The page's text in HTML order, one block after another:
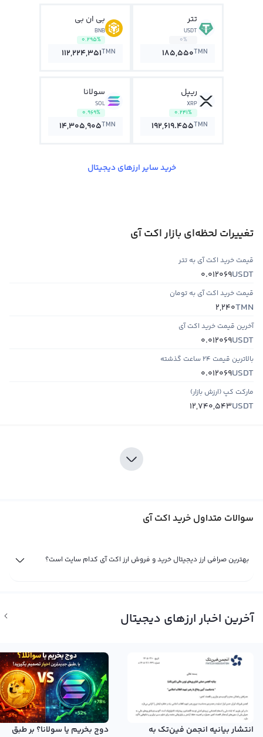
تتر
USDT
0%
185,550TMN
بی ان بی
BNB
0.295%
112,224,351TMN
ریپل
XRP
0.241%
192,619.455TMN
سولانا
SOL
0.969%
14,305,905TMN
خرید سایر ارزهای دیجیتال
تغییرات لحظه‌ای بازار اکت آی
قیمت خرید اکت آی به تتر
USDT
0.012069
قیمت خرید اکت آی به تومان
TMN
2,240
آخرین قیمت خرید اکت آی
USDT
0.012069
بالاترین قیمت ۲۴ ساعت گذشته
USDT
0.012069
مارکت کپ (ارزش بازار)
USDT
12,740,543
سوالات متداول خرید اکت آی
بهترین صرافی ارز دیجیتال خرید و فروش ارز اکت آی کدام سایت است؟
آخرین اخبار ارزهای دیجیتال
انتشار بیانیه انجمن فین‌تک به
دوج بخریم یا سولانا؟ بر طبق